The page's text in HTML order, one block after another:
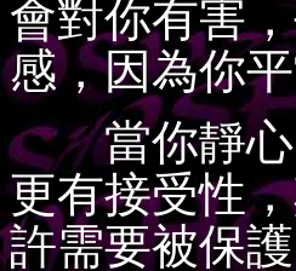
會對你有害
感，因為你
當你靜心的
更有接受性
許需要被保